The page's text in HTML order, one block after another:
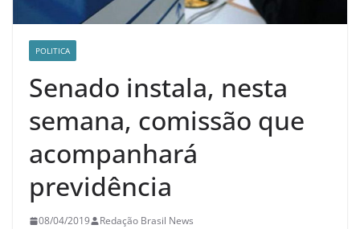
POLITICA
Senado instala, nesta
semana, comissão que
acompanhará
previdência
08/04/2019 Redação Brasil News